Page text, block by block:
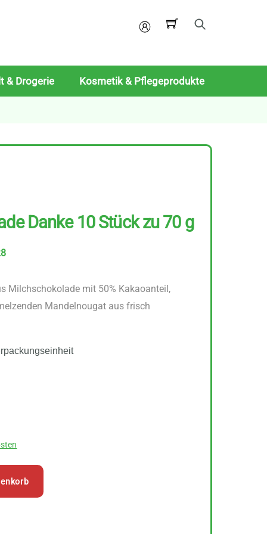
Mein
& Drogerie Kosmetik & Pflegeprodukte
Danke 10 Stück zu 70 g
Milchschokolade mit 50% Kakaoanteil,
Mandelnougat aus frisch